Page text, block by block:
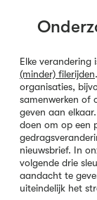
Elke verandering
(minder) filerijden
organisaties,
samenwerken of
geven aan
doen om op een
nieuwsbrief. In
volgende drie
aandacht te
uiteindelijk het